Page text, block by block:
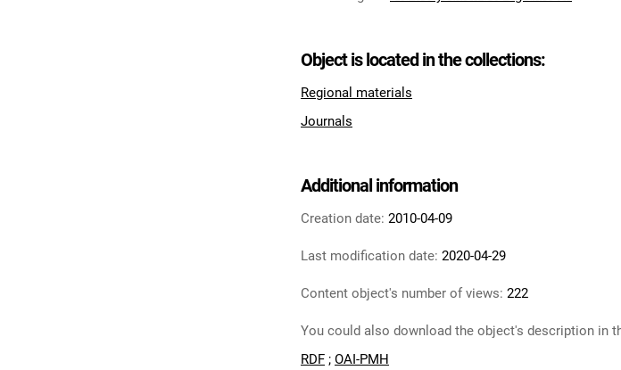
Object is located in the collections:
Regional materials
Journals
Additional information
Creation date: 2010-04-09
Last modification date: 2020-04-29
Content object's number of views: 222
You could also download the object's description in
RDF ; OAI-PMH